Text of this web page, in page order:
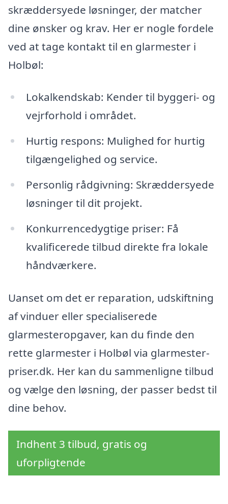
skræddersyede løsninger, der matcher
dine ønsker og krav. Her er nogle fordele
ved at tage kontakt til en glarmester i
Holbøl:
Lokalkendskab: Kender til byggeri- og
vejrforhold i området.
Hurtig respons: Mulighed for hurtig
tilgængelighed og service.
Personlig rådgivning: Skræddersyede
løsninger til dit projekt.
Konkurrencedygtige priser: Få
kvalificerede tilbud direkte fra lokale
håndværkere.
Uanset om det er reparation, udskiftning
af vinduer eller specialiserede
glarmesteropgaver, kan du finde den
rette glarmester i Holbøl via glarmester-
priser.dk. Her kan du sammenligne tilbud
og vælge den løsning, der passer bedst til
dine behov.
Indhent 3 tilbud, gratis og
uforpligtende